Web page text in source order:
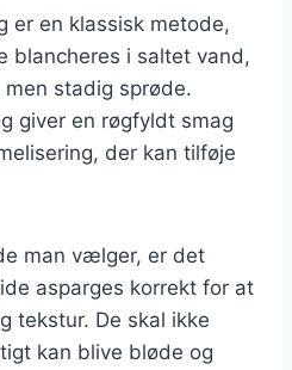
er en klassisk metode,
blancheres i saltet vand,
stadig sprøde.
giver en røgfyldt smag
der kan tilføje
man vælger, er det
asparges korrekt for at
tekstur. De skal ikke
kan blive bløde og